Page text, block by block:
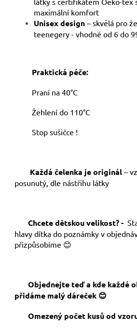
maximální komfort
Unisex design – skvělá pro
teenegery - vhodné od 6 do
Praktická péče:
Praní na 40°C
Žehlení do 110°C
Stop sušičce !
Každá čelenka je originál –
posunutý, dle nástřihu látky
Chcete dětskou velikost? -
hlavy dítka do poznámky v
přizpůsobíme 😊
Objednejte teď a kde každé
přidáme malý dáreček 😊
Omezený počet kusů od